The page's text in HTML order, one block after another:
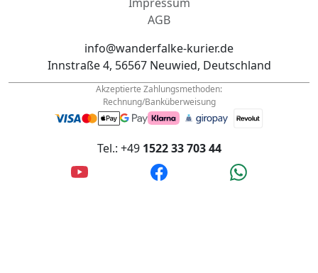
Datenschutz
AGB
info@wanderfalke-kurier.de
Innstraße 4, 56567 Neuwied, Deutschland
Akzeptierte Zahlungsmethoden:
1522 33 703 44